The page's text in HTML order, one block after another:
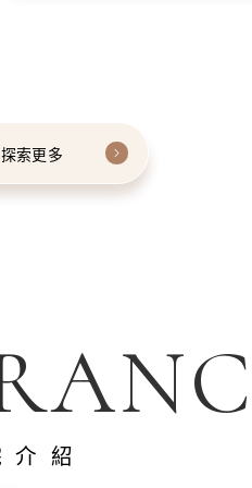
探索更多
介紹